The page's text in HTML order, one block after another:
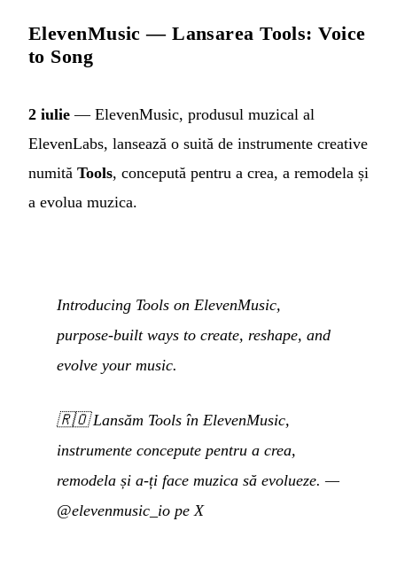
ElevenMusic — Lansarea Tools: Voice
to Song
2 iulie — ElevenMusic, produsul muzical al
ElevenLabs, lansează o suită de instrumente creative
numită Tools, concepută pentru a crea, a remodela și
a evolua muzica.
Introducing Tools on ElevenMusic,
purpose-built ways to create, reshape, and
evolve your music.
🇷🇴Lansăm Tools în ElevenMusic,
instrumente concepute pentru a crea,
remodela și a-ți face muzica să evolueze. —
@elevenmusic_io pe X